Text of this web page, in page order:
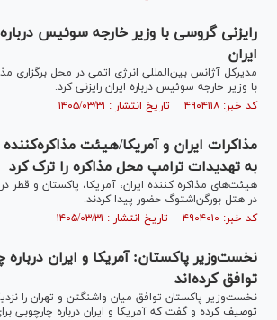
رایزنی گروسی با وزیر خارجه سوئیس
ایران
مدیرکل آژانس بین‌المللی انرژی اتمی در محل برگزاری
با وزیر خارجه سوئیس درباره ایران رایزنی کرد.
کد خبر: ۴۹۰۴۱۱۸ تاریخ انتشار : ۱۴۰۵/۰۳/۳۱
مذاکرات ایران و آمریکا/هیئت
به تهدیدات ترامپ محل مذاکره را ترک کرد
هیئت‌های مذاکره کننده ایران، آمریکا، پاکستان و
در هتل بورگن‌اشتوگ حضور پیدا کردند.
کد خبر: ۴۹۰۴۰۱۰ تاریخ انتشار : ۱۴۰۵/۰۳/۳۱
نخست‌وزیر پاکستان: آمریکا و ایران
توافق کرده‌اند
نخست‌وزیر پاکستان توافق میان واشنگتن و تهران را
توصیف کرده و گفت که آمریکا و ایران درباره چارچوبی